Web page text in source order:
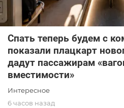
Спать теперь будем с
показали плацкарт
дадут пассажирам
вместимости»
Интересное
6 часов назад